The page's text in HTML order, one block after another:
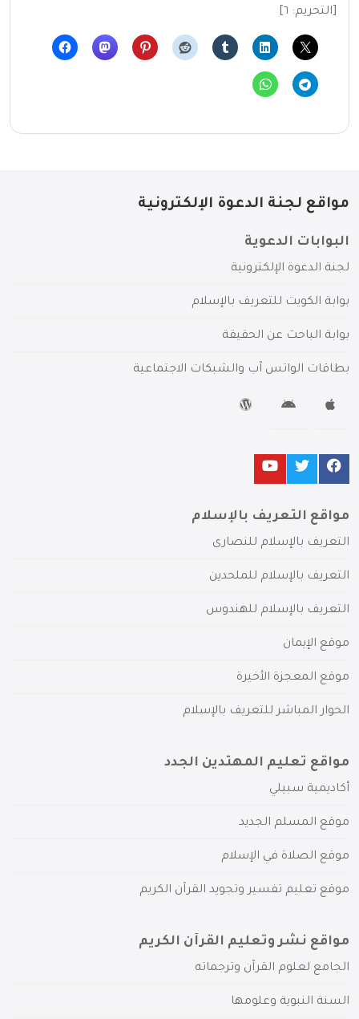
[التحريم: ٦]
مواقع لجنة الدعوة الإلكترونية
البوابات الدعوية
لجنة الدعوة الإلكترونية
بوابة الكويت للتعريف بالإسلام
بوابة الباحث عن الحقيقة
بطاقات الواتس آب والشبكات الاجتماعية
مواقع التعريف بالإسلام
التعريف بالإسلام للنصارى
التعريف بالإسلام للملحدين
التعريف بالإسلام للهندوس
موقع الإيمان
موقع المعجزة الأخيرة
الحوار المباشر للتعريف بالإسلام
مواقع تعليم المهتدين الجدد
أكاديمية سبيلي
موقع المسلم الجديد
موقع الصلاة في الإسلام
موقع تعليم تفسير وتجويد القرآن الكريم
مواقع نشر وتعليم القرآن الكريم
الجامع لعلوم القرآن وترجماته
السنة النبوية وعلومها